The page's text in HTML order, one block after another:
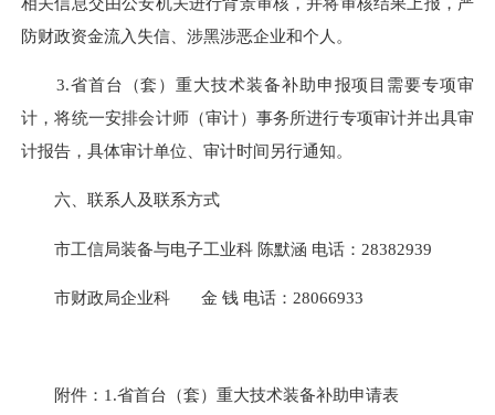
防财政资金流入失信、涉黑涉恶企业和个人。
3.省首台（套）重大技术装备补助申报项目需要专项审
计，将统一安排会计师（审计）事务所进行专项审计并出具审
计报告，具体审计单位、审计时间另行通知。
六、联系人及联系方式
市工信局装备与电子工业科 陈默涵 电话： 28382939
市财政局企业科 金 钱 电话： 28066933
附件：1.省首台（套）重大技术装备补助申请表